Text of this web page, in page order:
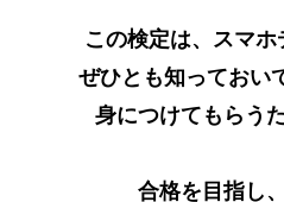
この検定は、スマ
ぜひとも知っておい
身につけてもらう
合格を目指し